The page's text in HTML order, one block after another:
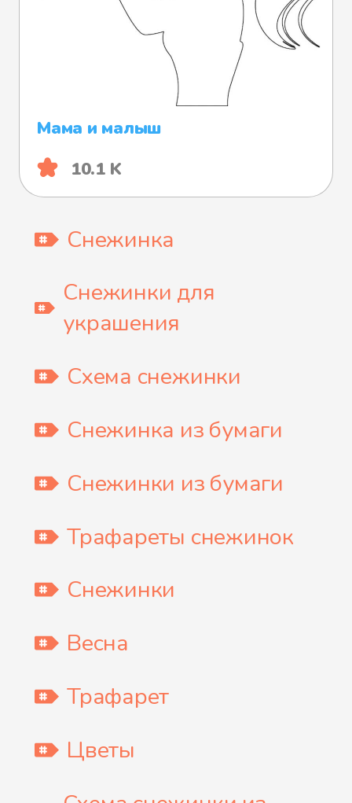
Мама и малыш
10.1 K
Снежинка
Снежинки для
украшения
Схема снежинки
Снежинка из бумаги
Снежинки из бумаги
Трафареты снежинок
Снежинки
Весна
Трафарет
Цветы